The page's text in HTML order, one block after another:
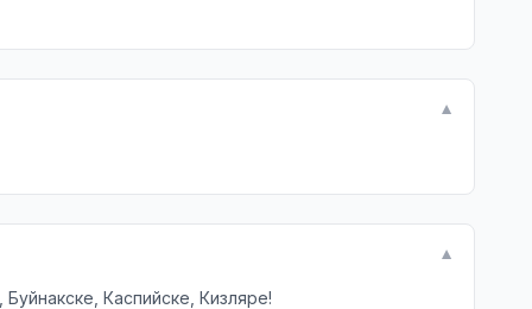
▼
▼
Каспийскe, Кизлярe!